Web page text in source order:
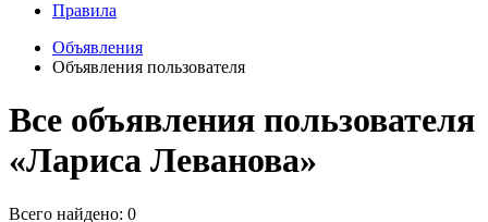
Правила
Объявления
Объявления пользователя
Все объявления пользователя
«Лариса Леванова»
Всего найдено: 0